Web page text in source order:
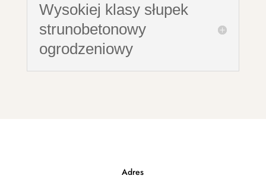
Wysokiej klasy słupek
strunobetonowy
ogrodzeniowy
Adres